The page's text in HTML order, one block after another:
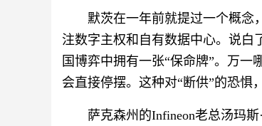
默茨在一年前就提过一个概念
注数字主权和自有数据中心。说白
国博弈中拥有一张“保命牌”。万
会直接停摆。这种对“断供”的恐惧
萨克森州的Infineon老总汤玛